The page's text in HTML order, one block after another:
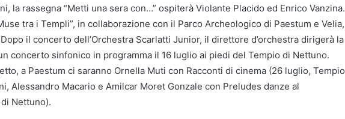
la rassegna “Metti una sera con…” ospiterà Violante Placido ed Enrico Vanzina.
tra i Templi”, in collaborazione con il Parco Archeologico di Paestum e Velia,
il concerto dell’Orchestra Scarlatti Junior, il direttore d’orchestra dirigerà la
concerto sinfonico in programma il 16 luglio ai piedi del Tempio di Nettuno.
a Paestum ci saranno Ornella Muti con Racconti di cinema (26 luglio, Tempio
Alessandro Macario e Amilcar Moret Gonzale con Preludes danze al
Nettuno).